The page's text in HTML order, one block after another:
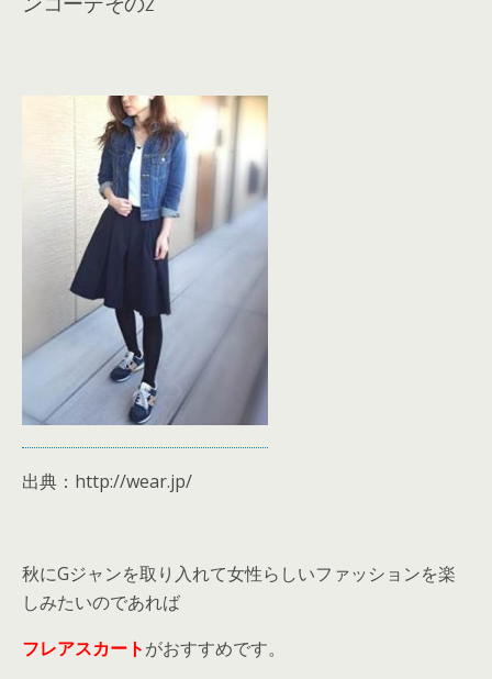
出典：http://wear.jp/
秋にGジャンを取り入れて女性らしいファッションを楽
しみたいのであれば
フレアスカートがおすすめです。